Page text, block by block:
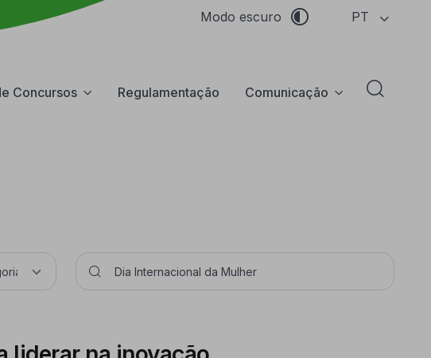
Modo escuro PT
Concursos Regulamentação Comunicação Abrir